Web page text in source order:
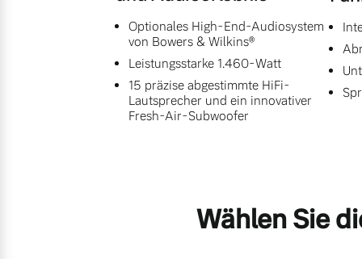
Optionales High-End-Audiosystem
von Bowers & Wilkins®
Leistungsstarke 1.460-Watt
15 präzise abgestimmte HiFi-
Lautsprecher und ein innovativer
Fresh-Air-Subwoofer
Wählen Sie